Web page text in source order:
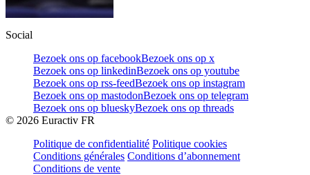
Social
Bezoek ons op facebookBezoek ons op x
Bezoek ons op linkedinBezoek ons op youtube
Bezoek ons op rss-feedBezoek ons op instagram
Bezoek ons op mastodonBezoek ons op telegram
Bezoek ons op blueskyBezoek ons op threads
© 2026 Euractiv FR
Politique de confidentialité Politique cookies
Conditions générales Conditions d’abonnement
Conditions de vente